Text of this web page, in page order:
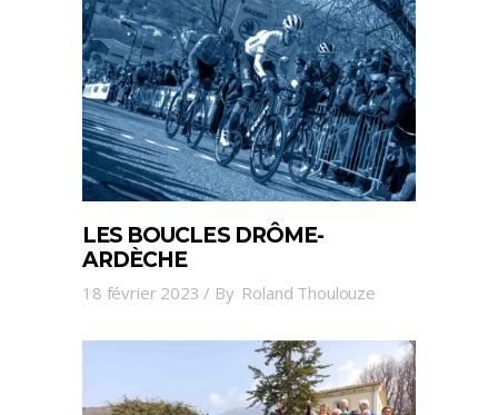
LES BOUCLES DRÔME-
ARDÈCHE
18 février 2023 By Roland Thoulouze